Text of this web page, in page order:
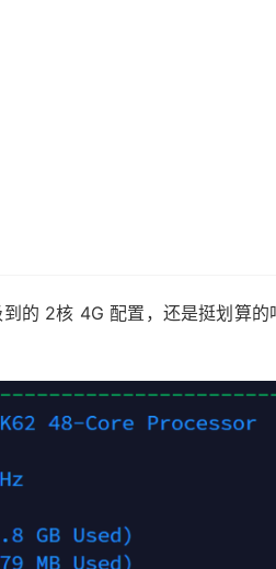
的 2核 4G 配置，还是挺划算的